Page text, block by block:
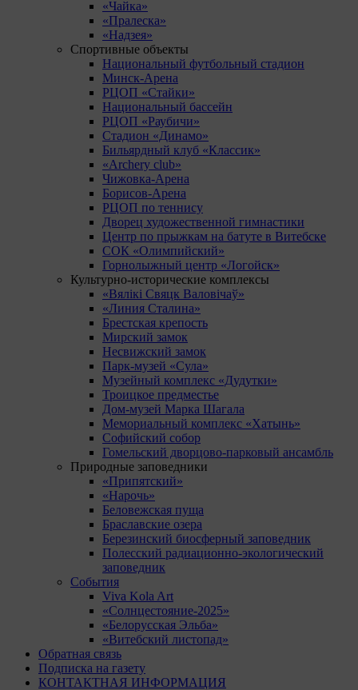
«Чайка»
«Пралеска»
«Надзея»
Спортивные объекты
Национальный футбольный стадион
Минск-Арена
РЦОП «Стайки»
Национальный бассейн
РЦОП «Раубичи»
Стадион «Динамо»
Бильярдный клуб «Классик»
«Archery club»
Чижовка-Арена
Борисов-Арена
РЦОП по теннису
Дворец художественной гимнастики
Центр по прыжкам на батуте в Витебске
СОК «Олимпийский»
Горнолыжный центр «Логойск»
Культурно-исторические комплексы
«Вялікі Свяцк Валовічаў»
«Линия Сталина»
Брестская крепость
Мирский замок
Несвижский замок
Парк-музей «Сула»
Музейный комплекс «Дудутки»
Троицкое предместье
Дом-музей Марка Шагала
Мемориальный комплекс «Хатынь»
Софийский собор
Гомельский дворцово-парковый ансамбль
Природные заповедники
«Припятский»
«Нарочь»
Беловежская пуща
Браславские озера
Березинский биосферный заповедник
Полесский радиационно-экологический
заповедник
События
Viva Kola Art
«Солнцестояние-2025»
«Белорусская Эльба»
«Витебский листопад»
Обратная связь
Подписка на газету
КОНТАКТНАЯ ИНФОРМАЦИЯ